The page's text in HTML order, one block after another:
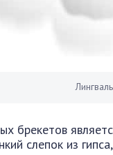
брекетов
слепок из